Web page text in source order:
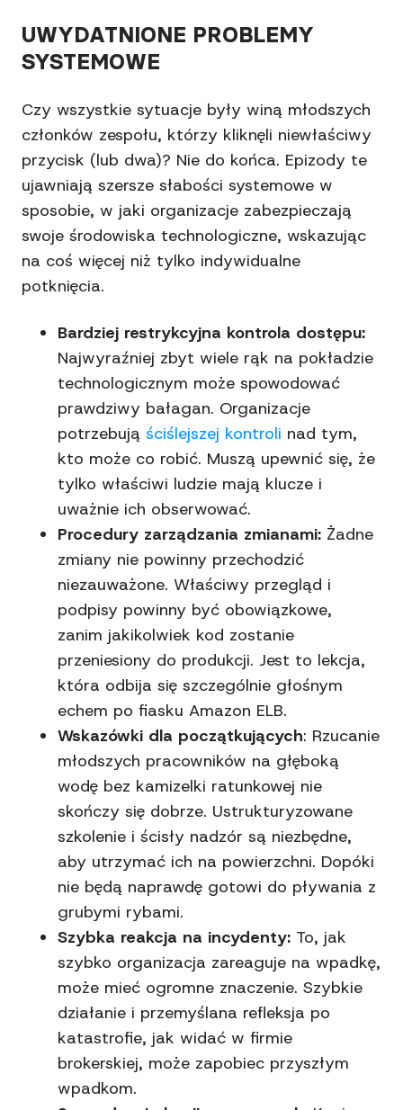
UWYDATNIONE PROBLEMY
SYSTEMOWE
Czy wszystkie sytuacje były winą młodszych
członków zespołu, którzy kliknęli niewłaściwy
przycisk (lub dwa)? Nie do końca. Epizody te
ujawniają szersze słabości systemowe w
sposobie, w jaki organizacje zabezpieczają
swoje środowiska technologiczne, wskazując
na coś więcej niż tylko indywidualne
potknięcia.
Bardziej restrykcyjna kontrola dostępu:
Najwyraźniej zbyt wiele rąk na pokładzie
technologicznym może spowodować
prawdziwy bałagan. Organizacje
potrzebują ściślejszej kontroli nad tym,
kto może co robić. Muszą upewnić się, że
tylko właściwi ludzie mają klucze i
uważnie ich obserwować.
Procedury zarządzania zmianami: Żadne
zmiany nie powinny przechodzić
niezauważone. Właściwy przegląd i
podpisy powinny być obowiązkowe,
zanim jakikolwiek kod zostanie
przeniesiony do produkcji. Jest to lekcja,
która odbija się szczególnie głośnym
echem po fiasku Amazon ELB.
Wskazówki dla początkujących: Rzucanie
młodszych pracowników na głęboką
wodę bez kamizelki ratunkowej nie
skończy się dobrze. Ustrukturyzowane
szkolenie i ścisły nadzór są niezbędne,
aby utrzymać ich na powierzchni. Dopóki
nie będą naprawdę gotowi do pływania z
grubymi rybami.
Szybka reakcja na incydenty: To, jak
szybko organizacja zareaguje na wpadkę,
może mieć ogromne znaczenie. Szybkie
działanie i przemyślana refleksja po
katastrofie, jak widać w firmie
brokerskiej, może zapobiec przyszłym
wpadkom.